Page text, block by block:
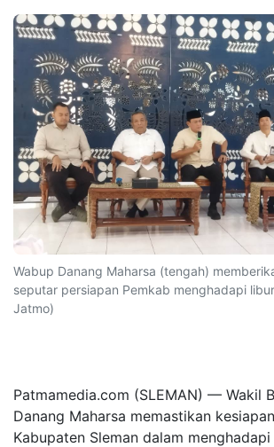
Wabup Danang Maharsa (tengah)
seputar persiapan Pemkab menghadapi
Jatmo)
Patmamedia.com (SLEMAN) — Wakil
Danang Maharsa memastikan
Kabupaten Sleman dalam